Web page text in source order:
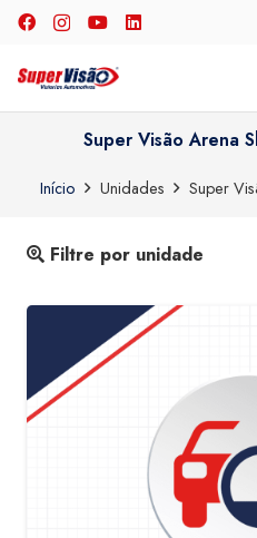
Super Visão Arena
Início Unidades Super
Filtre por unidade